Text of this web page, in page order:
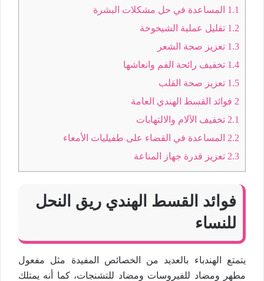
1.1 المساعدة في حل مشكلات البشرة
1.2 تقليل عملية الشيخوخة
1.3 تعزيز صحة الشعر
1.4 تخفيف رائحة الفم وانعاشها
1.5 تعزيز صحة القلب
2 فوائد القسط الهندي العامة
2.1 تخفيف الآلام والالتهابات
2.2 المساعدة في القضاء على طفيليات الأمعاء
2.3 تعزيز قدرة جهاز المناعة
فوائد القسط الهندي ريق النحل
للنساء
يتمتع الهندباء بالعديد من الخصائص المفيدة مثل مفعول
مطهر ومضاد للفيروسات ومضاد للتشنجات، كما أنه يمتلك